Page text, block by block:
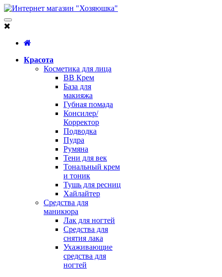
Красота
Косметика для лица
BB Крем
База для
макияжа
Губная помада
Консилер/
Корректор
Подводка
Пудра
Румяна
Тени для век
Тональный крем
и тоник
Тушь для ресниц
Хайлайтер
Средства для
маникюра
Лак для ногтей
Средства для
снятия лака
Ухаживающие
средства для
ногтей